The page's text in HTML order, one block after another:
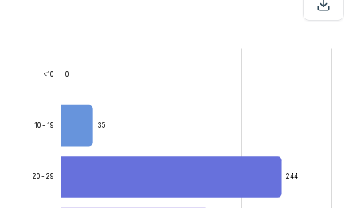
0
35
244
<10
10 - 19
20 - 29